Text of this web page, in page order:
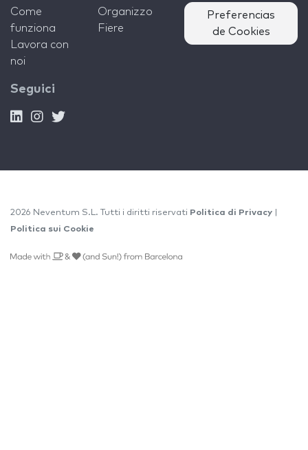
Come
funziona
Lavora con
noi
Organizzo
Fiere
Preferencias
de Cookies
Seguici
2026 Neventum S.L. Tutti i diritti riservati Politica di Privacy
Politica sui Cookie